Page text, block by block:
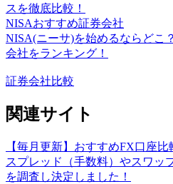
スを徹底比較！
NISAおすすめ証券会社
NISA(ニーサ)を始めるならどこ
会社をランキング！
証券会社比較
関連サイト
【毎月更新】おすすめFX口座比
スプレッド（手数料）やスワッ
を調査し決定しました！